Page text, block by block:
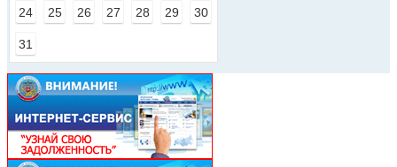
24 25 26 27 28 29 30
31